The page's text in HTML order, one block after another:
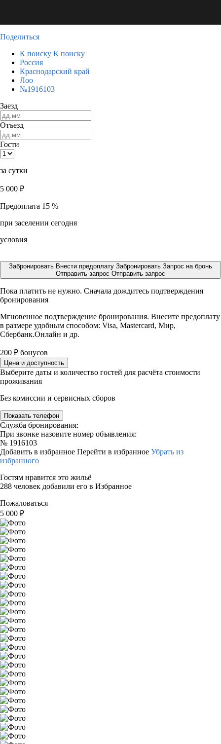
Поделиться
К поиску К поиску
Россия
Краснодарский край
Лоо
№1916103
Заезд
Отъезд
Гости
за сутки
5 000 ₽
Предоплата 15 %
при заселении сегодня
условия
Забронировать Внести предоплату Забронировать Запрос на бронь
Отправить запрос Отправить запрос
Пока платить не нужно. Сначала дождитесь подтверждения
бронирования
Мгновенное подтверждение бронирования. Внесите предоплату
в размере удобным способом: Visa, Mastercard, Мир,
Сбербанк.Онлайн и др.
200 ₽ бонусов
Цена и доступность
Выберите даты и количество гостей для расчёта стоимости
проживания
Без комиссии и сервисных сборов
Показать телефон
Служба бронирования:
При звонке назовите номер объявления:
№ 1916103
Добавить в избранное Перейти в избранное Убрать из
избранного
Гостям нравится это жильё
288 человек добавили его в Избранное
Пожаловаться
5 000 ₽